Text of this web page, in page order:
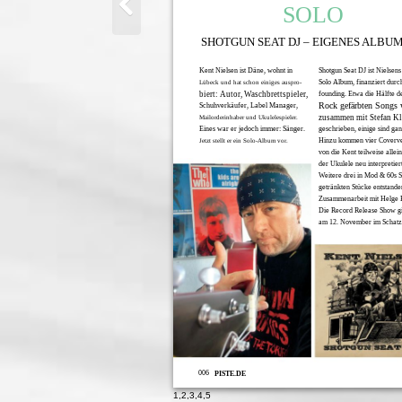
006 PISTE.DE
SOLO
SHOTGUN SEAT DJ – EIGENES
Kent Nielsen ist Däne, wohnt in
Lübeck und hat schon einiges auspro-
biert: Autor, Waschbrettspieler,
Schuhverkäufer, Label Manager,
Mailorderinhaber und Ukulelespieler.
Eines war er jedoch immer: Sänger.
Jetzt stellt er ein Solo-Album vor.
Shotgun Seat DJ ist Nielsens
Solo Album, finanziert
founding. Etwa die Hälfte
Rock gefärbten Songs
zusammen mit Stefan
geschrieben, einige sind
Hinzu kommen vier
von die Kent teilweise
der Ukulele neu
Weitere drei in Mod & 60s
getränkten Stücke
Zusammenarbeit mit Helge
Die Record Release Show
am 12. November im
1,2,3,4,5